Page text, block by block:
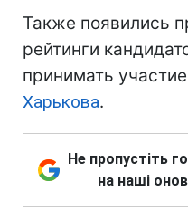
Также появились
рейтинги
принимать
Харькова.
Не пропустіть
на наші